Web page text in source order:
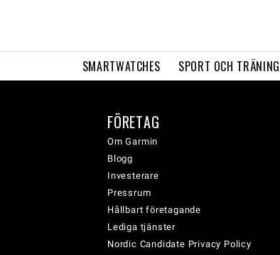
SMARTWATCHES SPORT OCH TRÄNING
FÖRETAG
Om Garmin
Blogg
Investerare
Pressrum
Hållbart företagande
Lediga tjänster
Nordic Candidate Privacy Policy